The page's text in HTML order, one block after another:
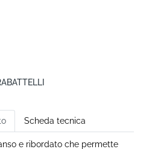
Scheda tecnica
e ribordato che permette